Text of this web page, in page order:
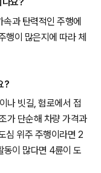
과 탄력적인 주행에
행이 많은지에 따라 체
?
나 빗길, 험로에서 접
가 단순해 차량 가격과
심 위주 주행이라면 2
동이 많다면 4륜이 도